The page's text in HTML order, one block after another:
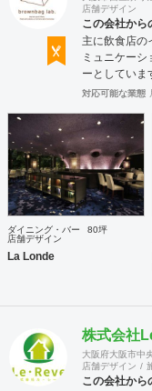
店舗デザイン
この会社から
主に飲食店の
ミュニケー
ーとしていま
対応可能な業態
ダイニング・バー
80坪
店舗デザイン
La Londe
株式会社
大阪府大阪市中
店舗デザイン
この会社から